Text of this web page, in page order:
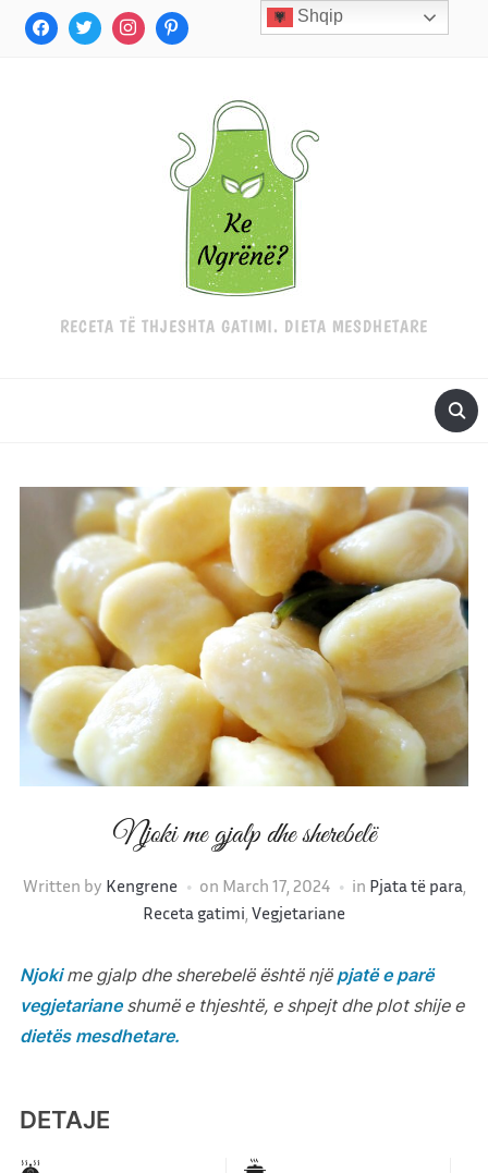
RECETA TË THJESHTA GATIMI. DIETA MESDHETARE
Njoki me gjalp dhe sherebelë
Written by Kengrene on March 17, 2024 in Pjata të para
Receta gatimi Vegjetariane
Njokime gjalp dhe sherebelë është një pjatë e parë
vegjetariane shumë e thjeshtë, e shpejt dhe plot shije e
dietës mesdhetare.
DETAJE
Shqip